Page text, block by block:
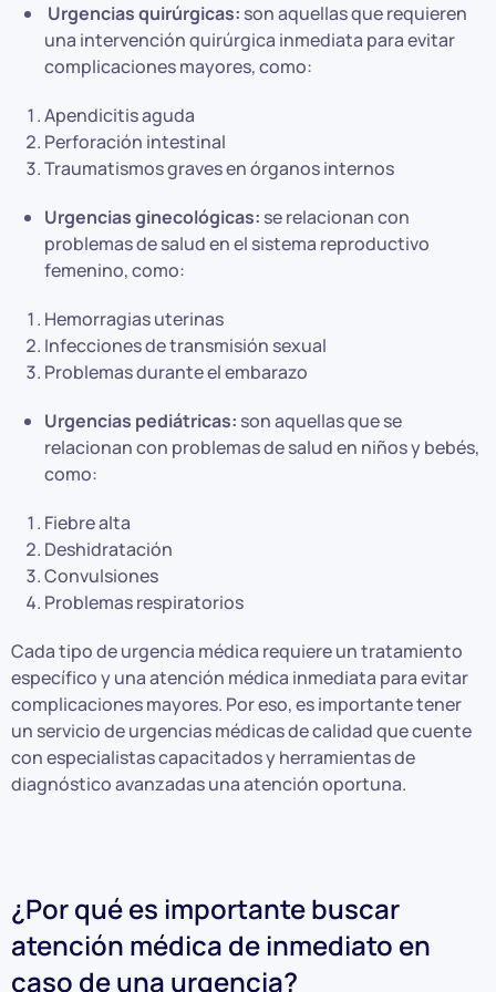
Urgencias quirúrgicas: son aquellas que requieren
una intervención quirúrgica inmediata para evitar
complicaciones mayores, como:
Apendicitis aguda
Perforación intestinal
Traumatismos graves en órganos internos
Urgencias ginecológicas: se relacionan con
problemas de salud en el sistema reproductivo
femenino, como:
Hemorragias uterinas
Infecciones de transmisión sexual
Problemas durante el embarazo
Urgencias pediátricas: son aquellas que se
relacionan con problemas de salud en niños y bebés,
como:
Fiebre alta
Deshidratación
Convulsiones
Problemas respiratorios
Cada tipo de urgencia médica requiere un tratamiento
específico y una atención médica inmediata para evitar
complicaciones mayores. Por eso, es importante tener
un servicio de urgencias médicas de calidad que cuente
con especialistas capacitados y herramientas de
diagnóstico avanzadas una atención oportuna.
¿Por qué es importante buscar
atención médica de inmediato en
caso de una urgencia?